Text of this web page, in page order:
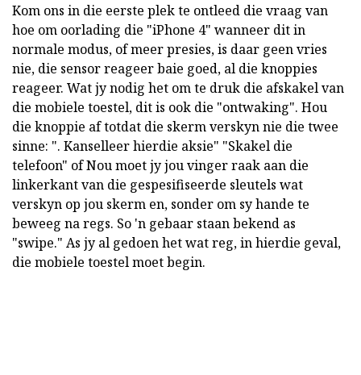
Kom ons in die eerste plek te ontleed die vraag van
hoe om oorlading die "iPhone 4" wanneer dit in
normale modus, of meer presies, is daar geen vries
nie, die sensor reageer baie goed, al die knoppies
reageer. Wat jy nodig het om te druk die afskakel van
die mobiele toestel, dit is ook die "ontwaking". Hou
die knoppie af totdat die skerm verskyn nie die twee
sinne: ". Kanselleer hierdie aksie" "Skakel die
telefoon" of Nou moet jy jou vinger raak aan die
linkerkant van die gespesifiseerde sleutels wat
verskyn op jou skerm en, sonder om sy hande te
beweeg na regs. So 'n gebaar staan bekend as
"swipe." As jy al gedoen het wat reg, in hierdie geval,
die mobiele toestel moet begin.